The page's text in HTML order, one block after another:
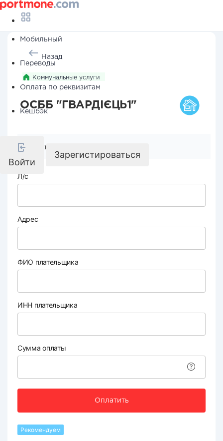
Мобильный
Переводы
Оплата по реквизитам
Кешбэк
Войти
Зарегистироваться
Назад
Коммунальные услуги
ОСББ "ГВАРДІЄЦЬ1"
Реквизиты компании
Л/с
Адрес
ФИО плательщика
ИНН плательщика
Сумма оплаты
Оплатить
Рекомендуем